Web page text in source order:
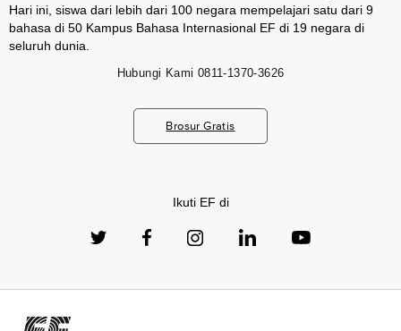
Hari ini, siswa dari lebih dari 100 negara mempelajari satu dari 9
bahasa di 50 Kampus Bahasa Internasional EF di 19 negara di
seluruh dunia.
Hubungi Kami 0811-1370-3626
Brosur Gratis
Ikuti EF di